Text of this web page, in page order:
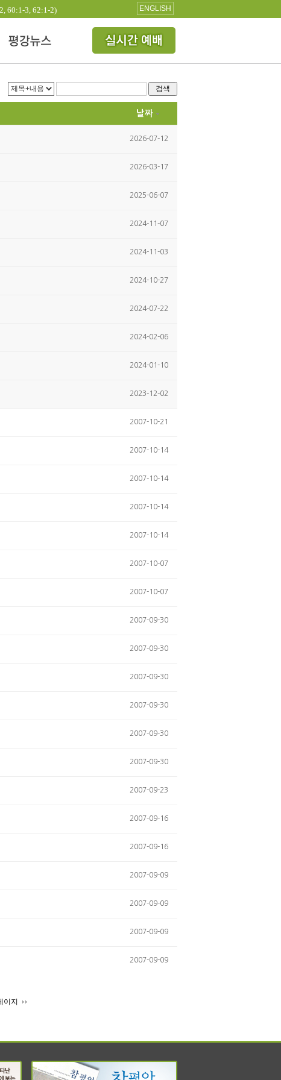
60:1-3, 62:1-2) ENGLISH
검색
날짜
2026-07-12
2026-03-17
2025-06-07
2024-11-07
2024-11-03
2024-10-27
2024-07-22
2024-02-06
2024-01-10
2023-12-02
2007-10-21
2007-10-14
2007-10-14
2007-10-14
2007-10-14
2007-10-07
2007-10-07
2007-09-30
2007-09-30
2007-09-30
2007-09-30
2007-09-30
2007-09-30
2007-09-23
2007-09-16
2007-09-16
2007-09-09
2007-09-09
2007-09-09
2007-09-09
이지